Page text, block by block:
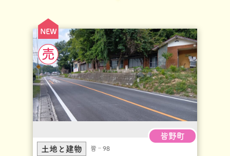
皆野町
土地と建物
皆‐98